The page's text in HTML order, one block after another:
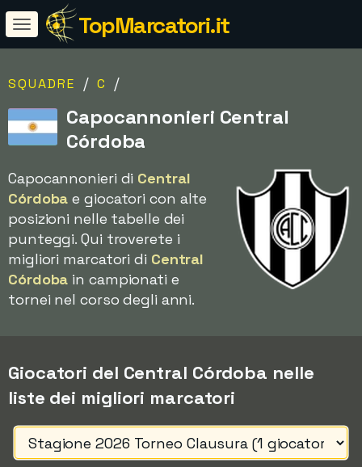
TopMarcatori.it
SQUADRE / C /
Capocannonieri Central
Córdoba
Capocannonieri di Central
Córdoba e giocatori con alte
posizioni nelle tabelle dei
punteggi. Qui troverete i
migliori marcatori di Central
Córdoba in campionati e
tornei nel corso degli anni.
Giocatori del Central Córdoba nelle
liste dei migliori marcatori